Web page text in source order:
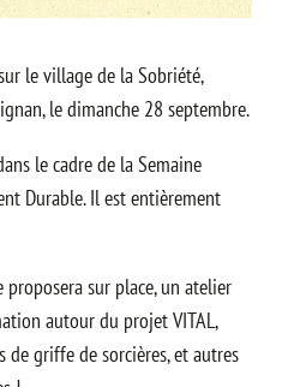
le village de la Sobriété,
le dimanche 28 septembre.
le cadre de la Semaine
Durable. Il est entièrement
proposera sur place, un atelier
autour du projet VITAL,
de griffe de sorcières, et autres